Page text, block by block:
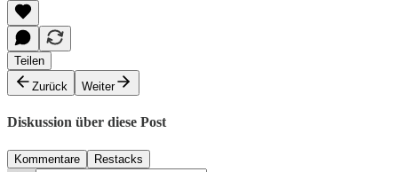
Teilen
Zurück
Weiter
Diskussion über diese Post
Kommentare Restacks